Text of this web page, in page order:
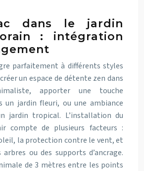
dans le jardin
: intégration
parfaitement à différents styles
un espace de détente zen dans
apporter une touche
un jardin fleuri, ou une ambiance
jardin tropical. L’installation du
compte de plusieurs facteurs :
la protection contre le vent, et
ou des supports d’ancrage.
de 3 mètres entre les points